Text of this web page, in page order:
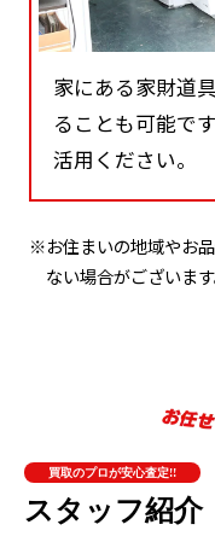
家にある家財道
ることも可能で
活用ください。
※お住まいの地域やお
ない場合がございます
買取のプロが安心査定!!
スタッフ紹介